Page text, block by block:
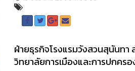
ฝ่ายธุรกิจโรงแรมวังสวนสุนันทา
วิทยาลัยการเมืองและการปกคร